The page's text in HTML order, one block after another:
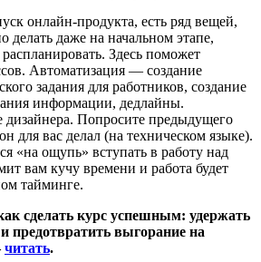
онлайн-продукта, есть ряд вещей,
делать даже на начальном этапе,
Здесь поможет
Автоматизация — создание
задания для работников, создание
информации, дедлайны.
Попросите предыдущего
для вас делал (на техническом языке).
«‎на ощупь» вступать в работу над
вам кучу времени и работа будет
тайминге.
сделать курс успешным: удержать
предотвратить выгорание на
читать.